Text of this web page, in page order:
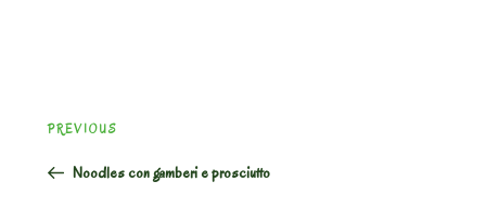
navigation
Previous
PREVIOUS
Noodles con gamberi e prosciutto